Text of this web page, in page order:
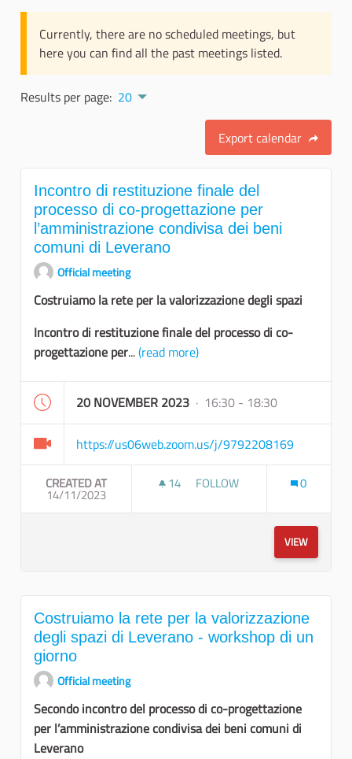
Currently, there are no scheduled meetings, but
here you can find all the past meetings listed.
Results per page: 20
Export calendar
Incontro di restituzione finale del
processo di co-progettazione per
l’amministrazione condivisa dei beni
comuni di Leverano
Official meeting
Costruiamo la rete per la valorizzazione degli spazi
Incontro di restituzione finale del processo di co-
progettazione per...(read more)
20 NOVEMBER 2023 · 16:30 - 18:30
https://us06web.zoom.us/j/9792208169
CREATED AT
14/11/2023
14 14 FOLLOWERS
FOLLOW 0
VIEW
Costruiamo la rete per la valorizzazione
degli spazi di Leverano - workshop di un
giorno
Official meeting
Secondo incontro del processo di co-progettazione
per l’amministrazione condivisa dei beni comuni di
Leverano